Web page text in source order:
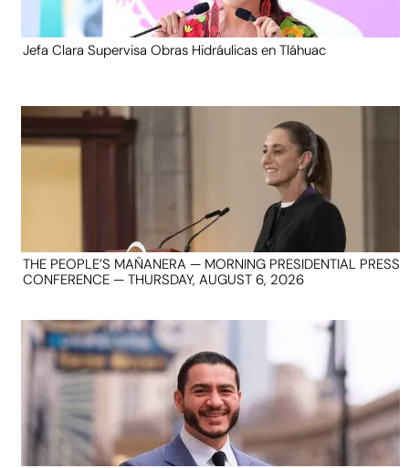
Jefa Clara Supervisa Obras Hidráulicas en Tláhuac
THE PEOPLE’S MAÑANERA — MORNING PRESIDENTIAL PRESS
CONFERENCE — THURSDAY, AUGUST 6, 2026